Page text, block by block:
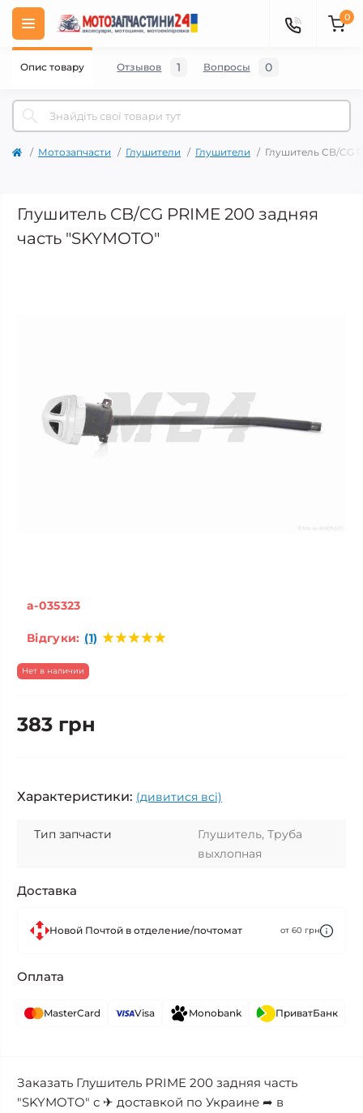
0
Мотозапчасти Глушители Глушители Глушитель CB/CG
Глушитель CB/CG PRIME 200 задняя
часть "SKYMOTO"
a-035323
Відгуки: (1)
Нет в наличии
383 грн
Характеристики: (дивитися всі)
Тип запчасти
Глушитель, Труба
выхлопная
Доставка
Новой Почтой в отделение/почтомат от 60 грн
Оплата
MasterCard Visa Monobank ПриватБанк
Опис товару Отзывов 1 Вопросы 0
Заказать Глушитель PRIME 200 задняя часть
"SKYMOTO" с ✈ доставкой по Украине ➦ в